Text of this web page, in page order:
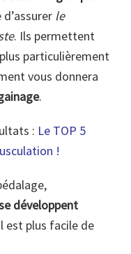
le
. Ils permettent
particulièrement
vous donnera
.
: Le TOP 5
!
développent
est plus facile de